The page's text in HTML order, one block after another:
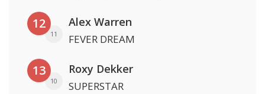
12
11
Alex Warren
FEVER DREAM
13
10
Roxy Dekker
SUPERSTAR